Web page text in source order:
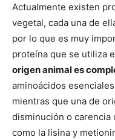
Actualmente existen
vegetal, cada una de
por lo que es muy
proteína que se utiliza
origen animal es
aminoácidos
mientras que una de
disminución o carencia
como la lisina y